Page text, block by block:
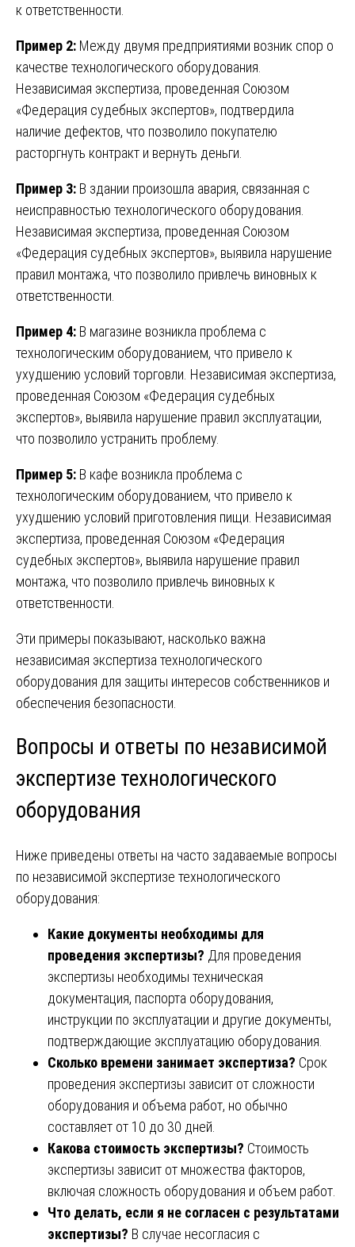
к ответственности.
Пример 2: Между двумя предприятиями возник спор о
качестве технологического оборудования.
Независимая экспертиза, проведенная Союзом
«Федерация судебных экспертов», подтвердила
наличие дефектов, что позволило покупателю
расторгнуть контракт и вернуть деньги.
Пример 3: В здании произошла авария, связанная с
неисправностью технологического оборудования.
Независимая экспертиза, проведенная Союзом
«Федерация судебных экспертов», выявила нарушение
правил монтажа, что позволило привлечь виновных к
ответственности.
Пример 4: В магазине возникла проблема с
технологическим оборудованием, что привело к
ухудшению условий торговли. Независимая экспертиза,
проведенная Союзом «Федерация судебных
экспертов», выявила нарушение правил эксплуатации,
что позволило устранить проблему.
Пример 5: В кафе возникла проблема с
технологическим оборудованием, что привело к
ухудшению условий приготовления пищи. Независимая
экспертиза, проведенная Союзом «Федерация
судебных экспертов», выявила нарушение правил
монтажа, что позволило привлечь виновных к
ответственности.
Эти примеры показывают, насколько важна
независимая экспертиза технологического
оборудования для защиты интересов собственников и
обеспечения безопасности.
Вопросы и ответы по независимой
экспертизе технологического
оборудования
Ниже приведены ответы на часто задаваемые вопросы
по независимой экспертизе технологического
оборудования:
Какие документы необходимы для
проведения экспертизы? Для проведения
экспертизы необходимы техническая
документация, паспорта оборудования,
инструкции по эксплуатации и другие документы,
подтверждающие эксплуатацию оборудования.
Сколько времени занимает экспертиза? Срок
проведения экспертизы зависит от сложности
оборудования и объема работ, но обычно
составляет от 10 до 30 дней.
Какова стоимость экспертизы? Стоимость
экспертизы зависит от множества факторов,
включая сложность оборудования и объем работ.
Что делать, если я не согласен с результатами
экспертизы? В случае несогласия с